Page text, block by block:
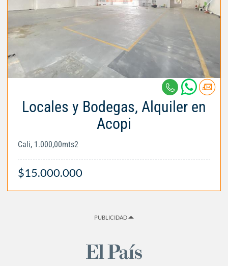
Locales y Bodegas, Alquiler en
Acopi
Cali, 1.000,00mts2
$15.000.000
PUBLICIDAD